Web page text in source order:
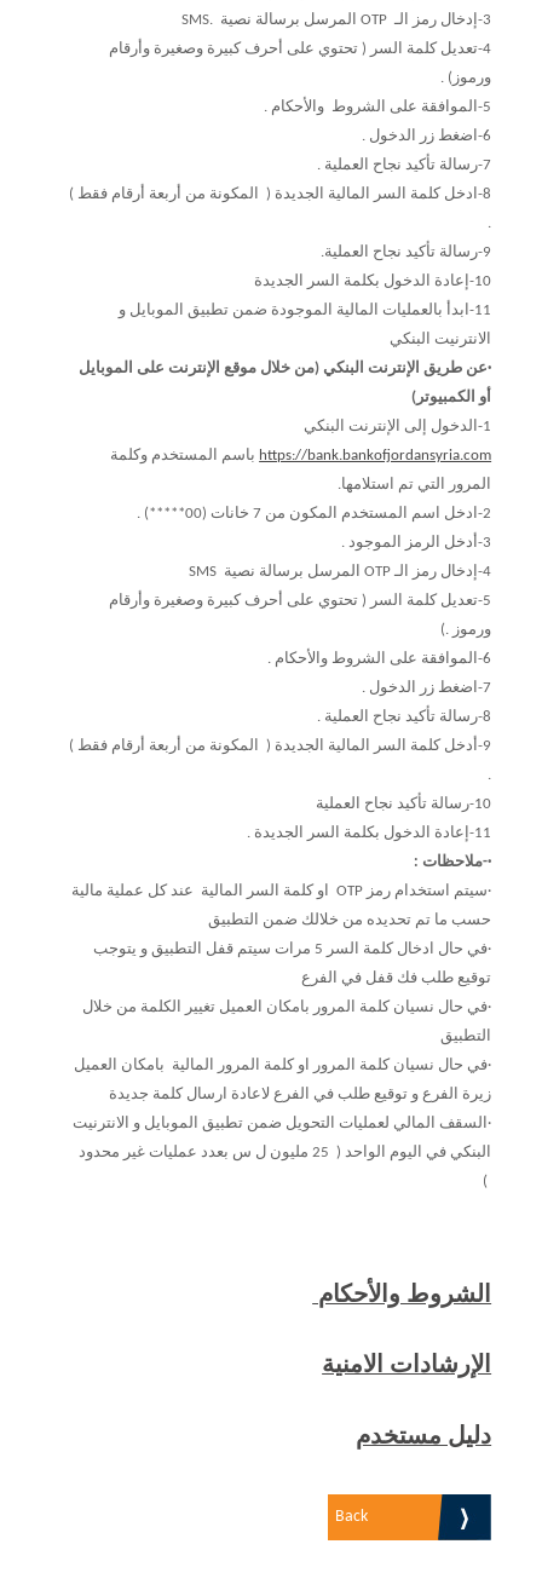
3-إدخال رمز الـ OTP المرسل برسالة نصية .SMS
4-تعديل كلمة السر ( تحتوي على أحرف كبيرة وصغيرة وأرقام
ورموز) .
5-الموافقة على الشروط والأحكام .
6-اضغط زر الدخول .
7-رسالة تأكيد نجاح العملية .
8-ادخل كلمة السر المالية الجديدة ( المكونة من أربعة أرقام فقط )
.
9-رسالة تأكيد نجاح العملية.
10-إعادة الدخول بكلمة السر الجديدة
11-ابدأ بالعمليات المالية الموجودة ضمن تطبيق الموبايل و
الانترنيت البنكي
·عن طريق الإنترنت البنكي (من خلال موقع الإنترنت على الموبايل
أو الكمبيوتر)
1-الدخول إلى الإنترنت البنكي
https://bank.bankofjordansyria.com باسم المستخدم وكلمة
المرور التي تم استلامها.
2-ادخل اسم المستخدم المكون من 7 خانات (00*****) .
3-أدخل الرمز الموجود .
4-إدخال رمز الـ OTP المرسل برسالة نصية SMS
5-تعديل كلمة السر ( تحتوي على أحرف كبيرة وصغيرة وأرقام
ورموز .)
6-الموافقة على الشروط والأحكام .
7-اضغط زر الدخول .
8-رسالة تأكيد نجاح العملية .
9-أدخل كلمة السر المالية الجديدة ( المكونة من أربعة أرقام فقط )
.
10-رسالة تأكيد نجاح العملية
11-إعادة الدخول بكلمة السر الجديدة .
·-ملاحظات :
·سيتم استخدام رمز OTP او كلمة السر المالية عند كل عملية مالية
حسب ما تم تحديده من خلالك ضمن التطبيق
·في حال ادخال كلمة السر 5 مرات سيتم قفل التطبيق و يتوجب
توقيع طلب فك قفل في الفرع
·في حال نسيان كلمة المرور بامكان العميل تغيير الكلمة من خلال
التطبيق
·في حال نسيان كلمة المرور او كلمة المرور المالية بامكان العميل
زيرة الفرع و توقيع طلب في الفرع لاعادة ارسال كلمة جديدة
·السقف المالي لعمليات التحويل ضمن تطبيق الموبايل و الانترنيت
البنكي في اليوم الواحد ( 25 مليون ل س بعدد عمليات غير محدود
)
الشروط والأحكام
الإرشادات الامنية
دليل مستخدم
Back